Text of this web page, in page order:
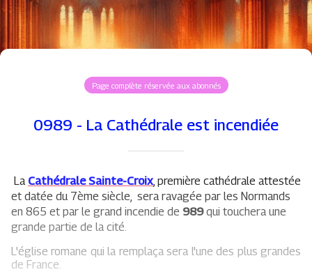
Page complète réservée aux abonnés
0989 - La Cathédrale est incendiée
La Cathédrale Sainte-Croix , première cathédrale attestée
et datée du 7ème siècle, sera ravagée par les Normands
en 865 et par le grand incendie de 989qui touchera une
grande partie de la cité.
L'église romane qui la remplaça sera l'une des plus grandes
de France.